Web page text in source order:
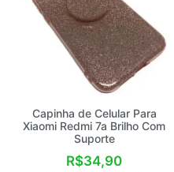
Capinha de Celular Para
Xiaomi Redmi 7a Brilho Com
Suporte
R$34,90